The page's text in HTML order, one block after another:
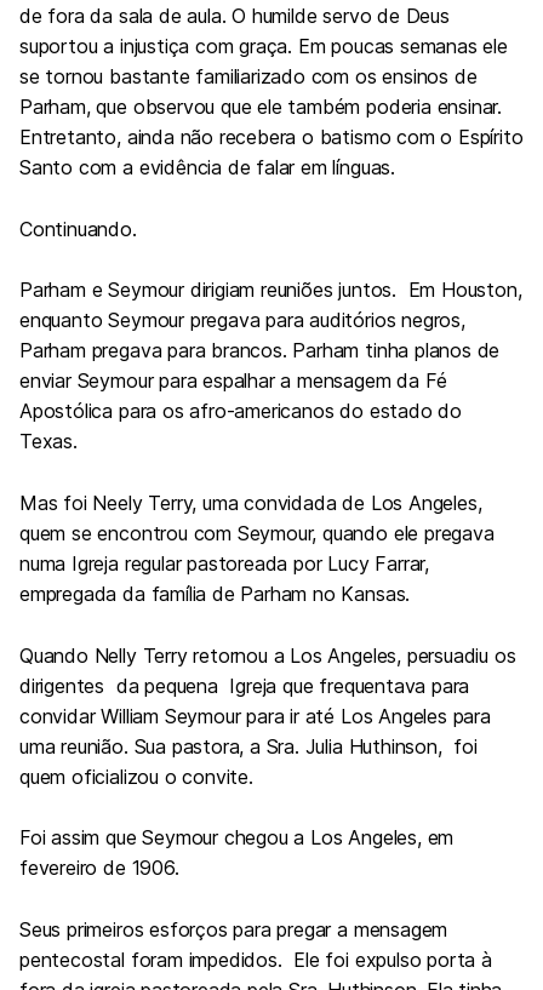
de fora da sala de aula. O humilde servo de Deus
suportou a injustiça com graça. Em poucas semanas ele
se tornou bastante familiarizado com os ensinos de
Parham, que observou que ele também poderia ensinar.
Entretanto, ainda não recebera o batismo com o Espírito
Santo com a evidência de falar em línguas.
Continuando.
Parham e Seymour dirigiam reuniões juntos. Em Houston,
enquanto Seymour pregava para auditórios negros,
Parham pregava para brancos. Parham tinha planos de
enviar Seymour para espalhar a mensagem da Fé
Apostólica para os afro-americanos do estado do
Texas.
Mas foi Neely Terry, uma convidada de Los Angeles,
quem se encontrou com Seymour, quando ele pregava
numa Igreja regular pastoreada por Lucy Farrar,
empregada da família de Parham no Kansas.
Quando Nelly Terry retornou a Los Angeles, persuadiu os
dirigentes da pequena Igreja que frequentava para
convidar William Seymour para ir até Los Angeles para
uma reunião. Sua pastora, a Sra. Julia Huthinson, foi
quem oficializou o convite.
Foi assim que Seymour chegou a Los Angeles, em
fevereirode 1906.
Seus primeiros esforços para pregar a mensagem
pentecostal foram impedidos. Ele foi expulso porta à